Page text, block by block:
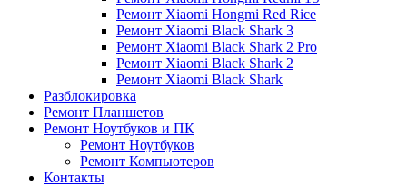
Ремонт Xiaomi Hongmi Red Rice
Ремонт Xiaomi Black Shark 3
Ремонт Xiaomi Black Shark 2 Pro
Ремонт Xiaomi Black Shark 2
Ремонт Xiaomi Black Shark
Разблокировка
Ремонт Планшетов
Ремонт Ноутбуков и ПК
Ремонт Ноутбуков
Ремонт Компьютеров
Контакты